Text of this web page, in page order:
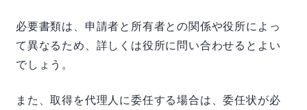
必要書類は、申請者と所有者との関係や役所によっ
て異なるため、詳しくは役所に問い合わせるとよい
でしょう。
また、取得を代理人に委任する場合は、委任状が必